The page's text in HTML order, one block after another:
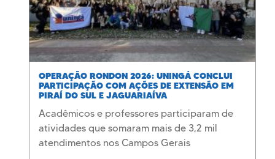
OPERAÇÃO RONDON 2026: UNINGÁ CONCLUI
PARTICIPAÇÃO COM AÇÕES DE EXTENSÃO EM
PIRAÍ DO SUL E JAGUARIAÍVA
Acadêmicos e professores participaram de
atividades que somaram mais de 3,2 mil
atendimentos nos Campos Gerais